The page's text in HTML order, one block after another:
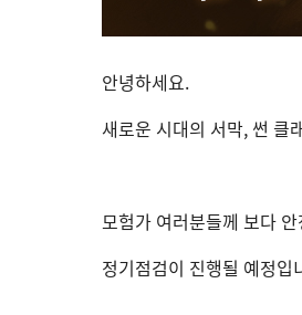
안녕하세요.
새로운 시대의 서막, 썬 클
모험가 여러분들께 보다
정기점검이 진행될 예정입